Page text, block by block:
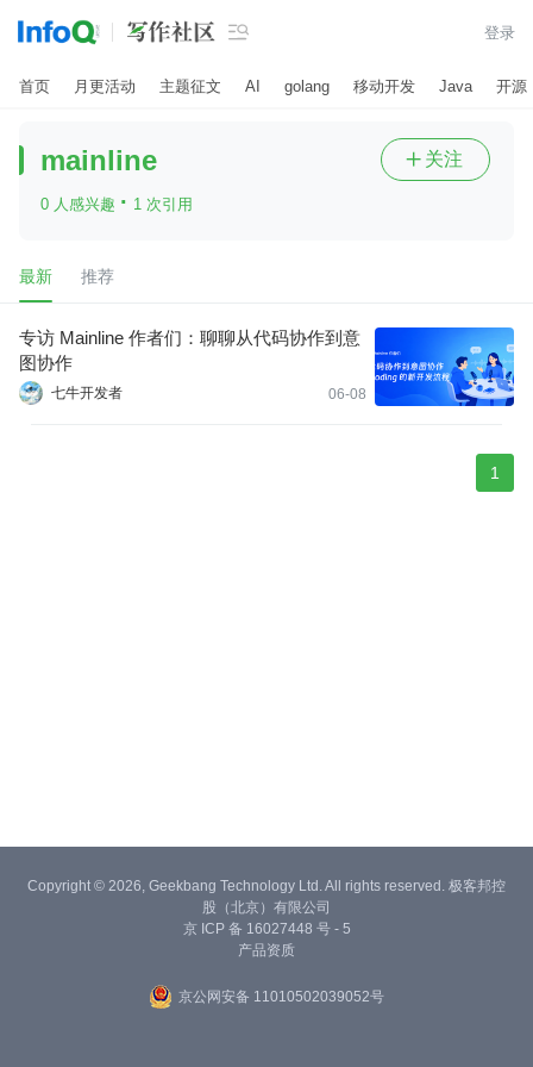
 登录
首页 月更活动 主题征文 AI golang 移动开发 Java 开源
mainline
0 人感兴趣 · 1 次引用
 关注
最新 推荐
专访 Mainline 作者们：聊聊从代码协作到意
图协作
七牛开发者 06-08
1
Copyright © 2026, Geekbang Technology Ltd. All rights reserved. 极客邦控
股（北京）有限公司
京 ICP 备 16027448 号 - 5
产品资质
京公网安备 11010502039052号